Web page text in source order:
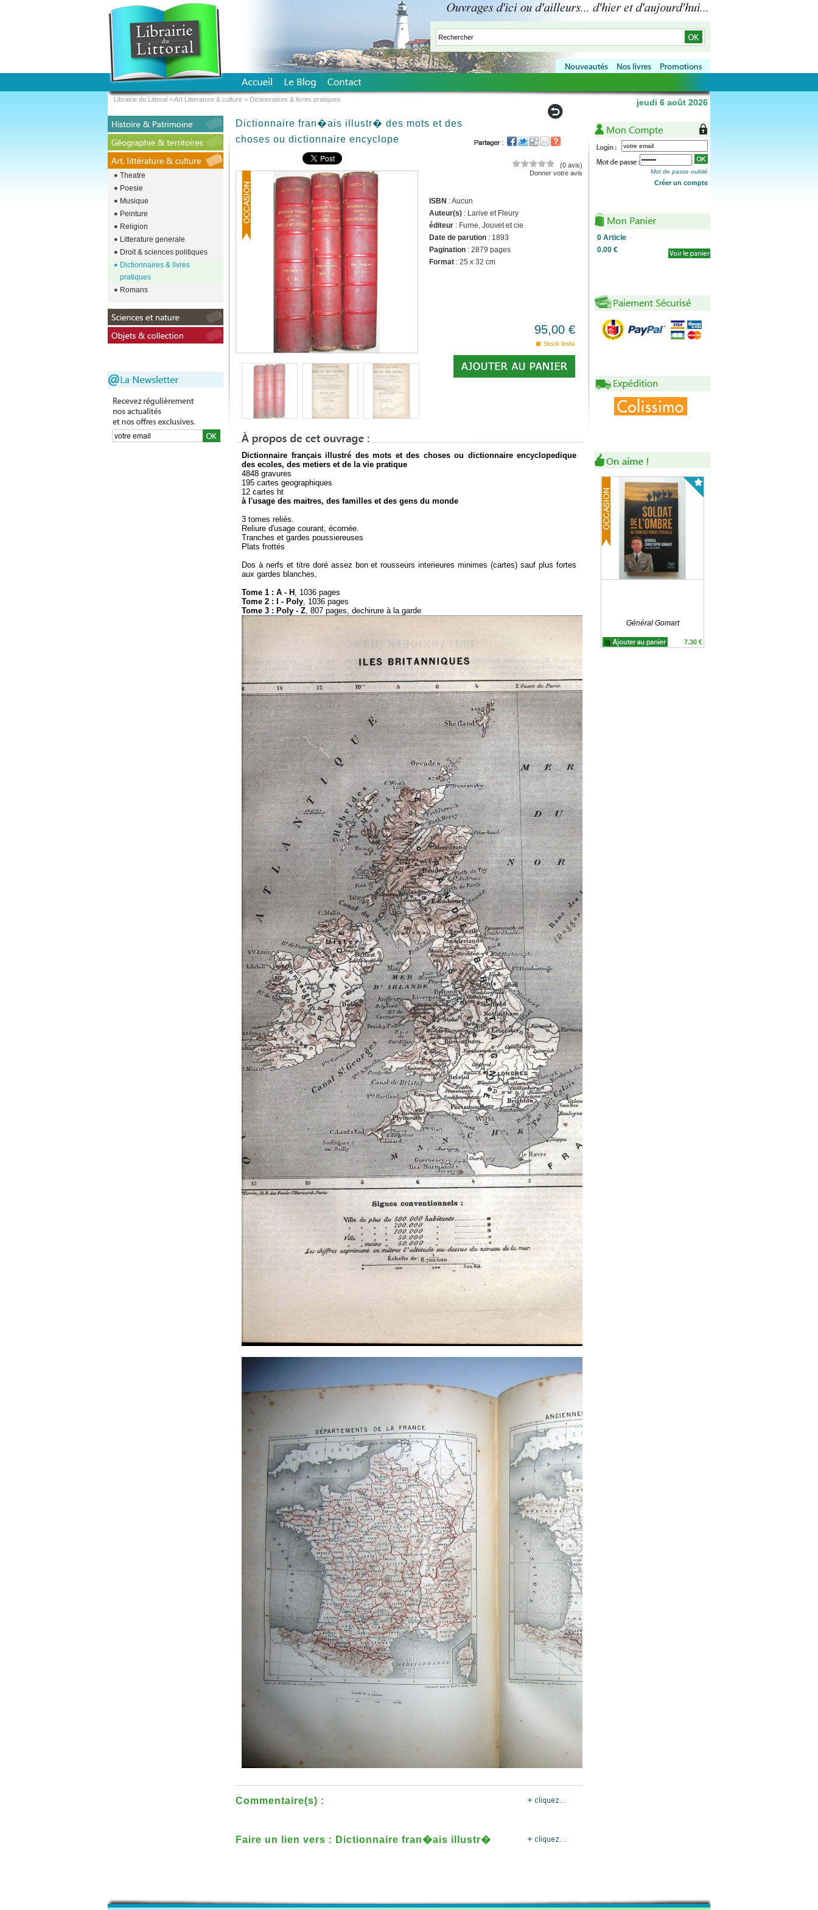
Dictionnaire fran�ais illustr� des mots et des
choses ou dictionnaire encyclope
(0 avis)
Donner votre avis
ISBN : Aucun
Auteur(s) : Larive et Fleury
éditeur : Furne, Jouvet et cie
Date de parution : 1893
Pagination : 2879 pages
Format : 25 x 32 cm
95,00 €
Dictionnaire français illustré des mots et des choses ou dictionnaire encyclopedique
des ecoles, des metiers et de la vie pratique
4848 gravures
195 cartes geographiques
12 cartes ht
à l'usage des maitres, des familles et des gens du monde
3 tomes reliés.
Reliure d'usage courant, écornée.
Tranches et gardes poussiereuses
Plats frottés
Dos à nerfs et titre doré assez bon et rousseurs interieures minimes (cartes) sauf plus fortes
aux gardes blanches,
Tome 1 : A - H , 1036 pages
Tome 2 : I - Poly, 1036 pages
Tome 3 : Poly - Z, 807 pages, dechirure à la garde
Commentaire(s) :
Faire un lien vers : Dictionnaire fran�ais illustr�
Mot de passe oublié
Créer un compte
0 Article
0.00 €
Général Gomart
7.30 €
Theatre
Poesie
Musique
Peinture
Religion
Litterature generale
Droit & sciences politiques
Dictionnaires & livres
pratiques
Romans
Librairie du Littoral >Art Litterature & culture > Dictionnaires & livres pratiques jeudi 6 août 2026